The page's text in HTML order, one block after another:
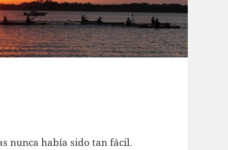
nunca había sido tan fácil.